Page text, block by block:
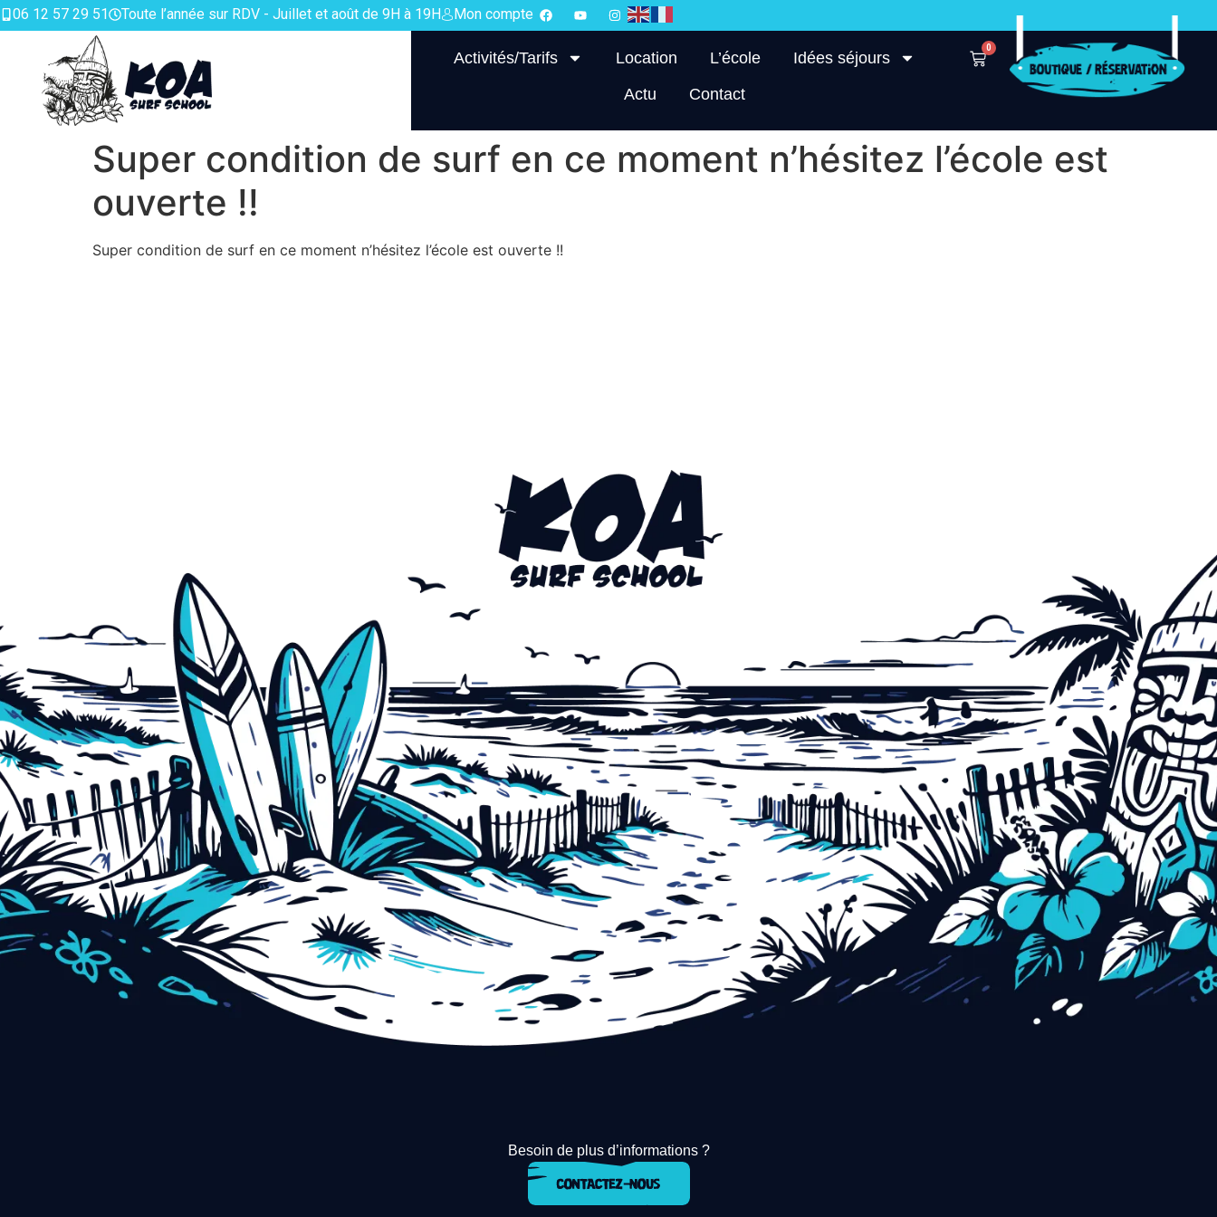
06 12 57 29 51 Toute l’année sur RDV - Juillet et août de 9H à 19H Mon compte
Activités/Tarifs Location L’école
Idées séjours
Actu
Contact
0
Super condition de surf en ce moment n’hésitez l’école est
ouverte !!
Super condition de surf en ce moment n’hésitez l’école est ouverte !!
Besoin de plus d’informations ?